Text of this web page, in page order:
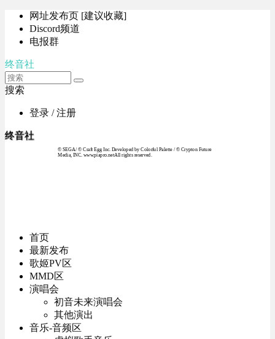
网址发布页 [建议收藏]
Discord频道
电报群
终音社
搜索
登录 / 注册
终音社
© SEGA / © Craft Egg Inc. Developed by Colorful Palette / © Crypton Future
Media, INC. www.piapro.netAll rights reserved.
首页
最新发布
歌姬PV区
MMD区
演唱会
初音未来演唱会
其他演出
音乐-音频区